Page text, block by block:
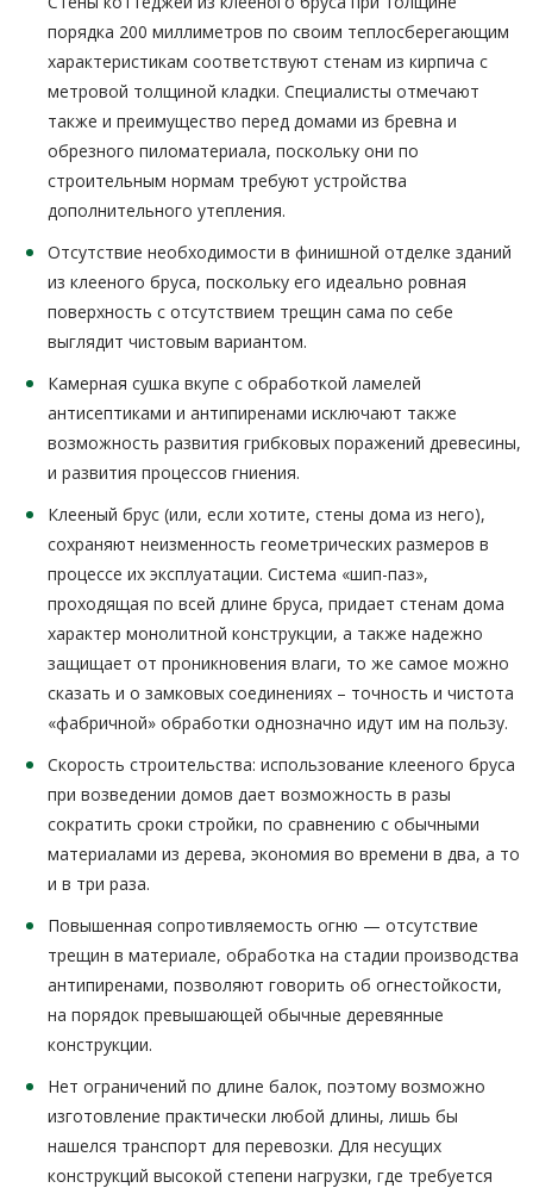
порядка 200 миллиметров по своим теплосберегающим
характеристикам соответствуют стенам из кирпича с
метровой толщиной кладки. Специалисты отмечают
также и преимущество перед домами из бревна и
обрезного пиломатериала, поскольку они по
строительным нормам требуют устройства
дополнительного утепления.
Отсутствие необходимости в финишной отделке зданий
из клееного бруса, поскольку его идеально ровная
поверхность с отсутствием трещин сама по себе
выглядит чистовым вариантом.
Камерная сушка вкупе с обработкой ламелей
антисептиками и антипиренами исключают также
возможность развития грибковых поражений древесины,
и развития процессов гниения.
Клееный брус (или, если хотите, стены дома из него),
сохраняют неизменность геометрических размеров в
процессе их эксплуатации. Система «шип-паз»,
проходящая по всей длине бруса, придает стенам дома
характер монолитной конструкции, а также надежно
защищает от проникновения влаги, то же самое можно
сказать и о замковых соединениях – точность и чистота
«фабричной» обработки однозначно идут им на пользу.
Скорость строительства: использование клееного бруса
при возведении домов дает возможность в разы
сократить сроки стройки, по сравнению с обычными
материалами из дерева, экономия во времени в два, а то
и в три раза.
Повышенная сопротивляемость огню — отсутствие
трещин в материале, обработка на стадии производства
антипиренами, позволяют говорить об огнестойкости,
на порядок превышающей обычные деревянные
конструкции.
Нет ограничений по длине балок, поэтому возможно
изготовление практически любой длины, лишь бы
нашелся транспорт для перевозки. Для несущих
конструкций высокой степени нагрузки, где требуется